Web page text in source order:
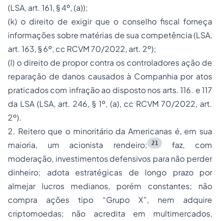
(LSA, art. 161, § 4º, (a));
(k) o direito de exigir que o conselho fiscal forneça
informações sobre matérias de sua competência (LSA,
art. 163, § 6º, cc RCVM 70/2022, art. 2º);
(l) o direito de propor contra os controladores ação de
reparação de danos causados à Companhia por atos
praticados com infração ao disposto nos arts. 116. e 117
da LSA (LSA, art. 246, § 1º, (a), cc RCVM 70/2022, art.
2º).
2. Reitero que o minoritário da Americanas é, em sua
maioria, um acionista rendeiro;
21
faz, com
moderação, investimentos defensivos para não perder
dinheiro; adota estratégicas de longo prazo por
almejar lucros medianos, porém constantes; não
compra ações tipo “Grupo X”, nem adquire
criptomoedas; não acredita em multimercados,